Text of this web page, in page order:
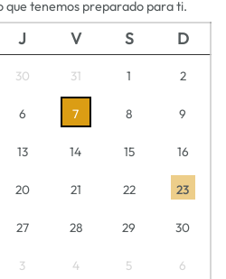
que tenemos preparado para ti.
J V S D
30 31 1 2
6 7 8 9
13 14 15 16
20 21 22 23
27 28 29 30
3 4 5 6